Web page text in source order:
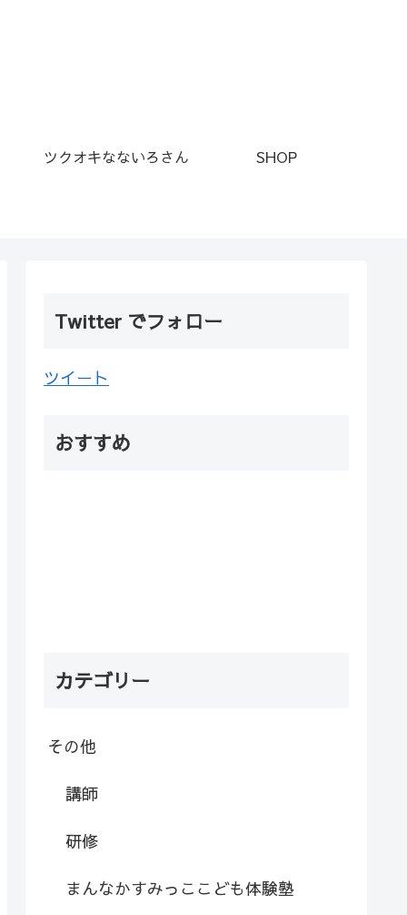
ツクオキなないろさん SHOP
Twitter でフォロー
ツイート
おすすめ
カテゴリー
その他
講師
研修
まんなかすみっここども体験塾